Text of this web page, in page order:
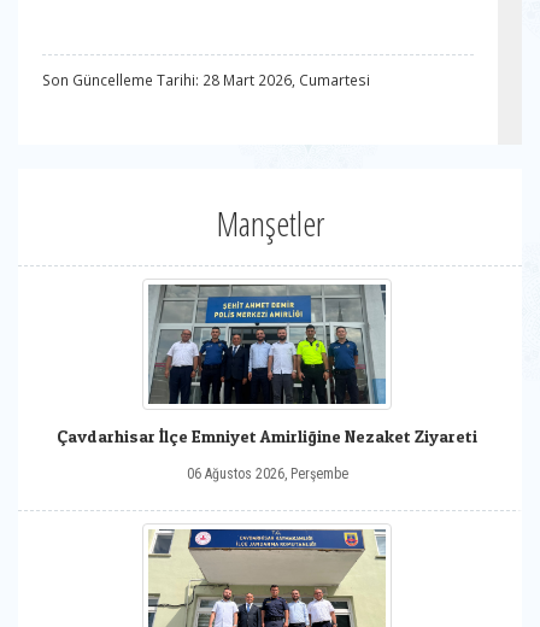
Son Güncelleme Tarihi: 28 Mart 2026, Cumartesi
Manşetler
Çavdarhisar İlçe Emniyet Amirliğine Nezaket Ziyareti
06 Ağustos 2026, Perşembe